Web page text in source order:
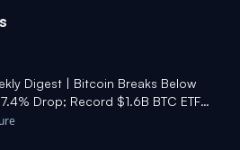
Digest | Bitcoin Breaks Below
Drop; Record $1.6B BTC ETF
Faces $12.6B Unrealized Loss